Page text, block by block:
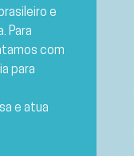
e
Para
com
para
e atua